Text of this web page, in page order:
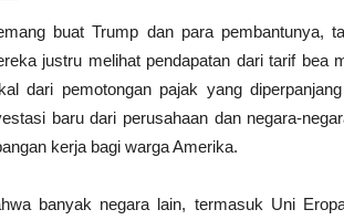
buat Trump dan para pembantunya,
justru melihat pendapatan dari tarif bea
dari pemotongan pajak yang
baru dari perusahaan dan negara-
kerja bagi warga Amerika.
banyak negara lain, termasuk Uni